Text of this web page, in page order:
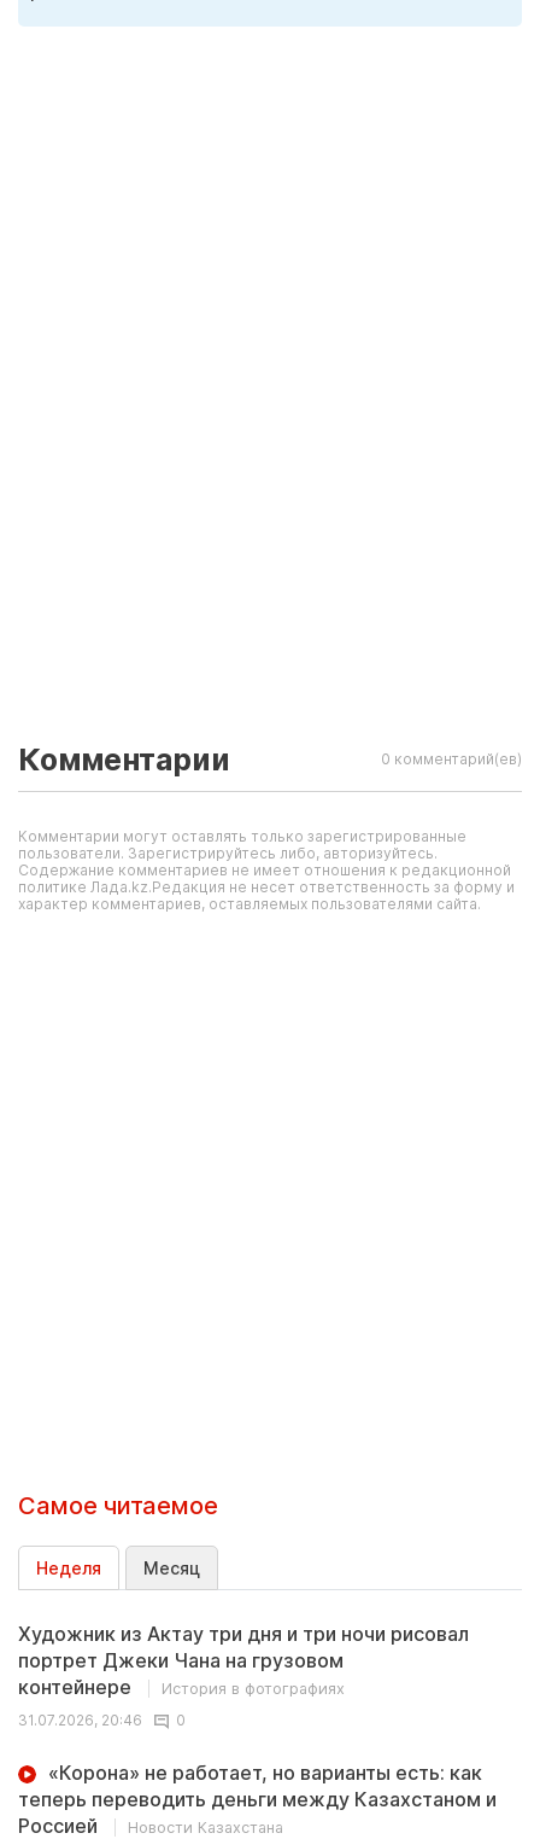
Комментарии 0 комментарий(ев)
Комментарии могут оставлять только зарегистрированные
пользователи. Зарегистрируйтесь либо, авторизуйтесь.
Содержание комментариев не имеет отношения к редакционной
политике Лада.kz.Редакция не несет ответственность за форму и
характер комментариев, оставляемых пользователями сайта.
Самое читаемое
Неделя Месяц
Художник из Актау три дня и три ночи рисовал
портрет Джеки Чана на грузовом
контейнере
История в фотографиях
31.07.2026, 20:46
0
«Корона» не работает, но варианты есть: как
теперь переводить деньги между Казахстаном и
Россией
Новости Казахстана